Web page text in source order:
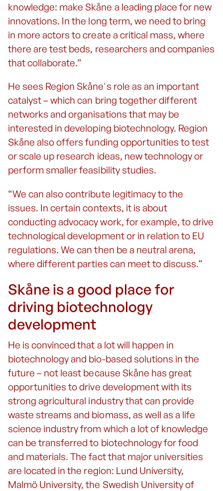
knowledge: make Skåne a leading place for new
innovations. In the long term, we need to bring
in more actors to create a critical mass, where
there are test beds, researchers and companies
that collaborate.”
He sees Region Skåne's role as an important
catalyst – which can bring together different
networks and organisations that may be
interested in developing biotechnology. Region
Skåne also offers funding opportunities to test
or scale up research ideas, new technology or
perform smaller feasibility studies.
“We can also contribute legitimacy to the
issues. In certain contexts, it is about
conducting advocacy work, for example, to drive
technological development or in relation to EU
regulations. We can then be a neutral arena,
where different parties can meet to discuss.”
Skåne is a good place for
driving biotechnology
development
He is convinced that a lot will happen in
biotechnology and bio-based solutions in the
future – not least because Skåne has great
opportunities to drive development with its
strong agricultural industry that can provide
waste streams and biomass, as well as a life
science industry from which a lot of knowledge
can be transferred to biotechnology for food
and materials. The fact that major universities
are located in the region: Lund University,
Malmö University, the Swedish University of